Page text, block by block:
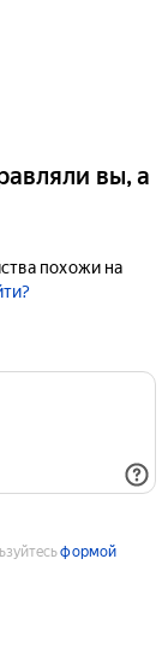
вы, а
похожи на
формой